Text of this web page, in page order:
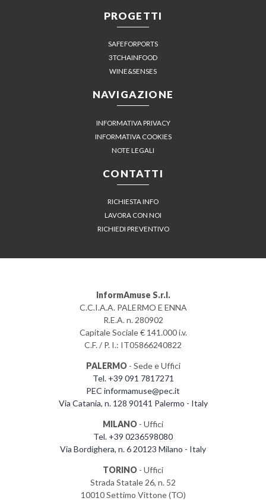
PROGETTI
SAFEFORPORTS
3TCHAINFOOD
WINE&SENSES
NAVIGAZIONE
INFORMATIVA PRIVACY
INFORMATIVA COOKIES
NOTE LEGALI
CONTATTI
RICHIESTA INFO
LAVORA CON NOI
RICHIEDI PREVENTIVO
InformAmuse S.r.l.
C.C.I.A.A. PALERMO E ENNA
R.E.A. n. 280902
Capitale Sociale € 141.000 i.v.
C.F. / P. I.: IT05866240822
PALERMO- Sede e Uffici
Tel. +39 091 7817271
PEC informamuse@pec.it
Via Catania, n. 128 90141 Palermo - Italy
MILANO - Uffici
Tel. +39 0236598080
Via Bordighera, n. 6 20123 Milano - Italy
TORINO - Uffici
Strada Statale 26, n. 52
10010 Settimo Vittone (TO)